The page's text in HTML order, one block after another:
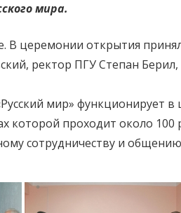
мира.
церемонии открытия
ректор ПГУ Степан
мир» функционирует
которой проходит около
сотрудничеству и